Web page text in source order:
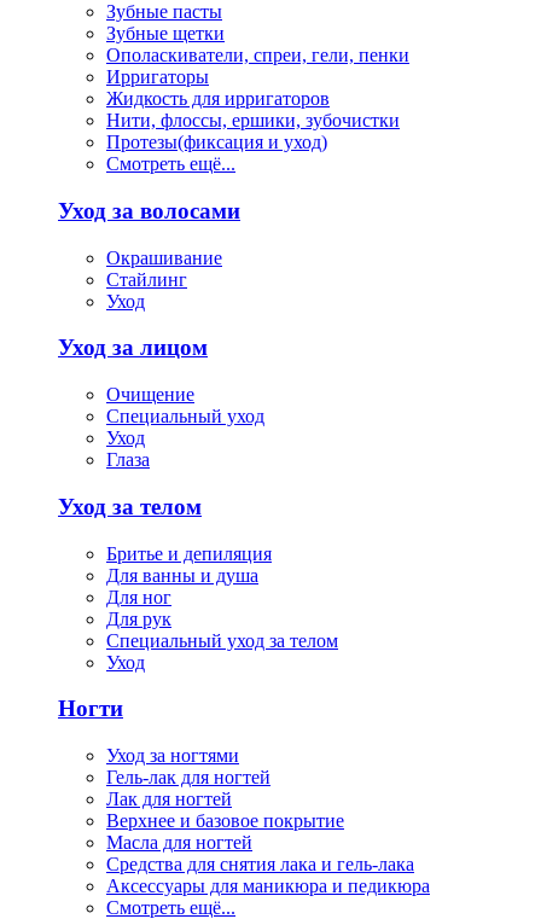
Зубные пасты
Зубные щетки
Ополаскиватели, спреи, гели, пенки
Ирригаторы
Жидкость для ирригаторов
Нити, флоссы, ершики, зубочистки
Протезы(фиксация и уход)
Смотреть ещё...
Уход за волосами
Окрашивание
Стайлинг
Уход
Уход за лицом
Очищение
Специальный уход
Уход
Глаза
Уход за телом
Бритье и депиляция
Для ванны и душа
Для ног
Для рук
Специальный уход за телом
Уход
Ногти
Уход за ногтями
Гель-лак для ногтей
Лак для ногтей
Верхнее и базовое покрытие
Масла для ногтей
Средства для снятия лака и гель-лака
Аксессуары для маникюра и педикюра
Смотреть ещё...